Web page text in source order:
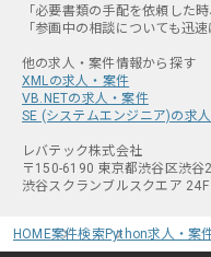
「必要書類の手配を依頼した
「参画中の相談についても迅
XMLの求人・案件
VB.NETの求人・案件
SE (システムエンジニア)の求
レバテック株式会社
〒150-6190 東京都渋谷区渋谷
渋谷スクランブルスクエア
HOME案件検索Python求人・案